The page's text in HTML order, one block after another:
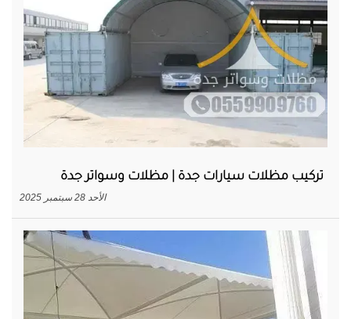
تركيب مظلات سيارات جدة | مظلات وسواتر جدة
الأحد 28 سبتمبر 2025